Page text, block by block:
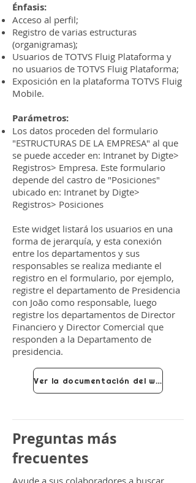
Énfasis:
Acceso al perfil;
Registro de varias estructuras
(organigramas);
Usuarios de TOTVS Fluig Plataforma y
no usuarios de TOTVS Fluig Plataforma;
Exposición en la plataforma TOTVS Fluig
Mobile.
Parámetros:
Los datos proceden del formulario
"ESTRUCTURAS DE LA EMPRESA" al que
se puede acceder en: Intranet by Digte>
Registros> Empresa. Este formulario
depende del castro de "Posiciones"
ubicado en: Intranet by Digte>
Registros> Posiciones
Este widget listará los usuarios en una
forma de jerarquía, y esta conexión
entre los departamentos y sus
responsables se realiza mediante el
registro en el formulario, por ejemplo,
registre el departamento de Presidencia
con João como responsable, luego
registre los departamentos de Director
Financiero y Director Comercial que
responden a la Departamento de
presidencia.
Ver la documentación del widget
Preguntas más
frecuentes
Ayude a sus colaboradores a buscar